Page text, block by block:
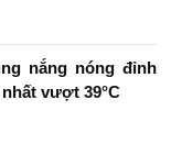
nắng nóng đỉnh
vượt 39°C